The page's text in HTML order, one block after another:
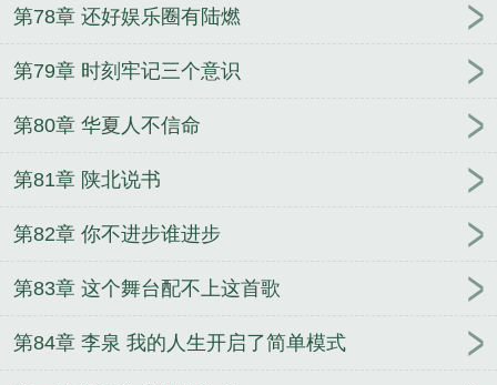
第78章 还好娱乐圈有陆燃
第79章 时刻牢记三个意识
第80章 华夏人不信命
第81章 陕北说书
第82章 你不进步谁进步
第83章 这个舞台配不上这首歌
第84章 李泉 我的人生开启了简单模式